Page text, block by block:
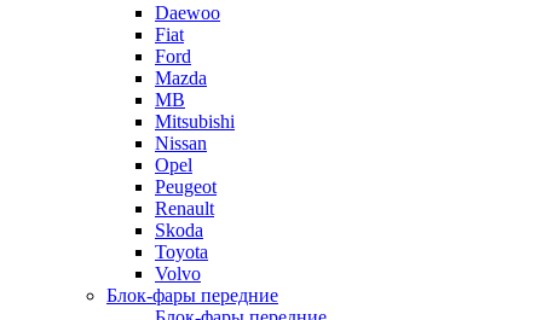
Daewoo
Fiat
Ford
Mazda
MB
Mitsubishi
Nissan
Opel
Peugeot
Renault
Skoda
Toyota
Volvo
Блок-фары передние